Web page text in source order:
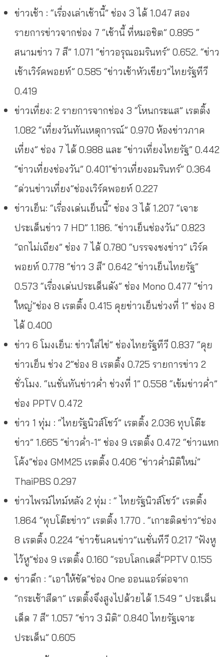
ข่าวเช้า : “เรื่องเล่าเช้านี้” ช่อง 3 ได้ 1.047 สอง
รายการข่าวจากช่อง 7 “เช้านี้ ที่หมอชิต” 0.895 “
สนามข่าว 7 สี” 1.071 “ข่าวอรุณอมรินทร์” 0.652. “ข่าว
เช้าเวิร์คพอยท์” 0.585 “ข่าวเช้าหัวเขียว”ไทยรัฐทีวี
0.419
ข่าวเที่ยง: 2 รายการจากช่อง 3 “โหนกระแส” เรตติ้ง
1.082 “เที่ยงวันทันเหตุการณ์” 0.970 ห้องข่าวภาค
เที่ยง” ช่อง 7 ได้ 0.988 และ “ข่าวเที่ยงไทยรัฐ” 0.442
“ข่าวเที่ยงช่องวัน” 0.401“ข่าวเที่ยงอมรินทร์” 0.364
“ด่วนข่าวเที่ยง”ช่องเวิร์คพอยท์ 0.227
ข่าวเย็น: “เรื่องเด่นเย็นนี้” ช่อง 3 ได้ 1.207 “เจาะ
ประเด็นข่าว 7 HD” 1.186. “ข่าวเย็นช่องวัน” 0.823
“ถกไม่เถียง” ช่อง 7 ได้ 0.780 “บรรจงชงข่าว” เวิร์ค
พอยท์ 0.778 “ข่าว 3 สี” 0.642 “ข่าวเย็นไทยรัฐ”
0.573 “เรื่องเด่นประเด็นดัง” ช่อง Mono 0.477 “ข่าว
ใหญ่”ช่อง 8 เรตติ้ง 0.415 คุยข่าวเย็นช่วงที่ 1” ช่อง 8
ได้ 0.400
ข่าว 6 โมงเย็น: ข่าวใส่ไข่” ช่องไทยรัฐทีวี 0.837 “คุย
ข่าวเย็น ช่วง 2”ช่อง 8 เรตติ้ง 0.725 รายการข่าว 2
ชั่วโมง. “เนชั่นทันข่าวค่ำ ช่วงที่ 1” 0.558 “เข้มข่าวค่ำ”
ช่อง PPTV 0.472
ข่าว 1 ทุ่ม : “ไทยรัฐนิวส์โชว์” เรตติ้ง 2.036 ทุบโต๊ะ
ข่าว” 1.665 “ข่าวค่ำ-1” ช่อง 9 เรตติ้ง 0.472 “ข่าวแหก
โค้ง”ช่อง GMM25 เรตติ้ง 0.406 “ข่าวค่ำมิติใหม่”
ThaiPBS 0.297
ข่าวไพรม์ไทม์หลัง 2 ทุ่ม : “ ไทยรัฐนิวส์โชว์” เรตติ้ง
1.864 “ทุบโต๊ะข่าว” เรตติ้ง 1.770 . “เกาะติดข่าว”ช่อง
8 เรตติ้ง 0.224 “ข่าวข้นคนข่าว”เนชั่นทีวี 0.217 “ฟังหู
ไว้หู”ช่อง 9 เรตติ้ง 0.160 “รอบโลกเดลี่”PPTV 0.155
ข่าวดึก : “เอาให้ชัด”ช่อง One ออนแอร์ต่อจาก
“กระเช้าสีดา” เรตติ้งจึงสูงไปด้วยได้ 1.549 “ ประเด็น
เด็ด 7 สี” 1.057 “ข่าว 3 มิติ” 0.840 ไทยรัฐเจาะ
ประเด็น” 0.605